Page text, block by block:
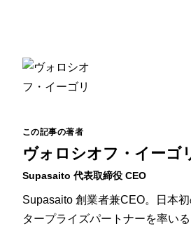
この記事の著者
ヴォロシオフ・イーゴ
Supasaito 代表取締役 CEO
Supasaito 創業者兼CEO。日本
タープライズパートナーを率い